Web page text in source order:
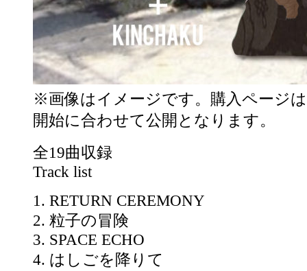
※画像はイメージです。購入ページ
開始に合わせて公開となります。
全19曲収録
Track list
1. RETURN CEREMONY
2. 粒子の冒険
3. SPACE ECHO
4. はしごを降りて